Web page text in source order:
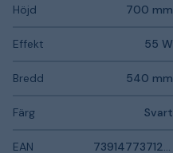
Höjd 700 mm
Effekt 55 W
Bredd 540 mm
Färg Svart
EAN 7391477371216